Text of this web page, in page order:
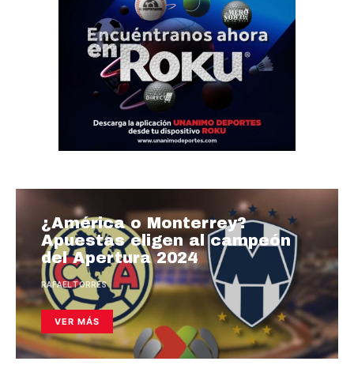
¿América o Monterrey?
Apuestas eligen al campeón
del Apertura 2024
RAFAEL TORRES
VER MÁS